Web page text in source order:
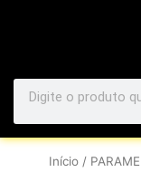
conteúdo
Search
Início /